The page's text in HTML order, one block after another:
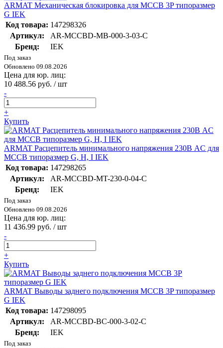
ARMAT Механическая блокировка для MCCB 3P типоразмер
G IEK
Код товара: 147298326
Артикул:
AR-MCCBD-MB-000-3-03-C
Бренд:
IEK
Под заказ
Обновлено 09.08.2026
Цена для юр. лиц:
10 488.56 руб. / шт
-
+
Купить
ARMAT Расцепитель минимального напряжения 230В AC для
MCCB типоразмер G, H, I IEK
Код товара: 147298265
Артикул:
AR-MCCBD-MT-230-0-04-C
Бренд:
IEK
Под заказ
Обновлено 09.08.2026
Цена для юр. лиц:
11 436.99 руб. / шт
-
+
Купить
ARMAT Выводы заднего подключения MCCB 3P типоразмер
G IEK
Код товара: 147298095
Артикул:
AR-MCCBD-BC-000-3-02-C
Бренд:
IEK
Под заказ